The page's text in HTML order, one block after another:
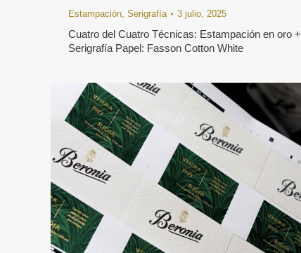
Estampación Serigrafía 3 julio, 2025
Cuatro del Cuatro Técnicas: Estampación en oro +
Serigrafía Papel: Fasson Cotton White